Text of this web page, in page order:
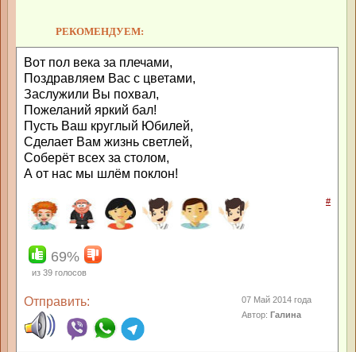
РЕКОМЕНДУЕМ:
Вот пол века за плечами,
Поздравляем Вас с цветами,
Заслужили Вы похвал,
Пожеланий яркий бал!
Пусть Ваш круглый Юбилей,
Сделает Вам жизнь светлей,
Соберёт всех за столом,
А от нас мы шлём поклон!
#
69%
из 39 голосов
Отправить:
07 Май 2014 года
Автор:Галина